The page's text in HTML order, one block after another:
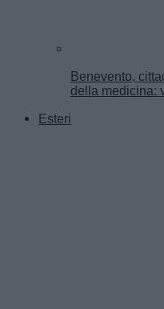
Benevento,
della medicina:
Esteri